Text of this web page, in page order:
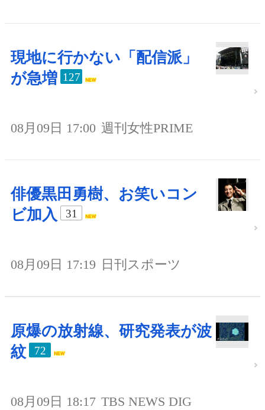
現地に行かない「配信派」
が急増 127
08月09日 17:00 週刊女性PRIME
俳優黒田勇樹、お笑いコン
ビ加入
31
08月09日 17:19 日刊スポーツ
原爆の放射線、研究発表が波
紋
72
08月09日 18:17 TBS NEWS DIG